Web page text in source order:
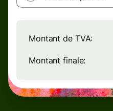
Montant de TVA:
Montant finale: